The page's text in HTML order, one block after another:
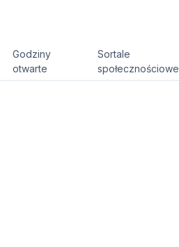
Godziny
otwarte
Sortale
społecznościowe